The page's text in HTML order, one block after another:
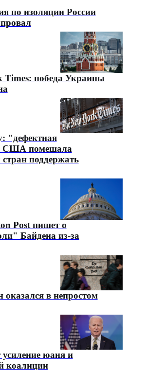
по изоляции России
Times: победа Украины
"дефектная
США помешала
поддержать
Post пишет о
Байдена из-за
в непростом
юаня и
коалиции